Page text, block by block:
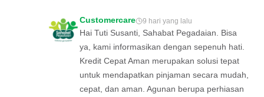
Customercare 9 hari yang lalu
Hai Tuti Susanti, Sahabat Pegadaian. Bisa
ya, kami informasikan dengan sepenuh hati.
Kredit Cepat Aman merupakan solusi tepat
untuk mendapatkan pinjaman secara mudah,
cepat, dan aman. Agunan berupa perhiasan